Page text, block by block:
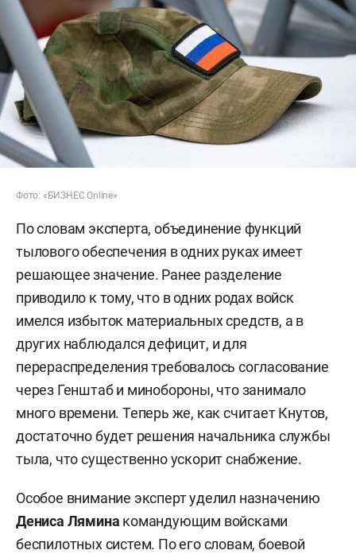
Фото: «БИЗНЕС Online»
По словам эксперта, объединение функций
тылового обеспечения в одних руках имеет
решающее значение. Ранее разделение
приводило к тому, что в одних родах войск
имелся избыток материальных средств, а в
других наблюдался дефицит, и для
перераспределения требовалось согласование
через Генштаб и минобороны, что занимало
много времени. Теперь же, как считает Кнутов,
достаточно будет решения начальника службы
тыла, что существенно ускорит снабжение.
Особое внимание эксперт уделил назначению
Дениса Лямина командующим войсками
беспилотных систем. По его словам, боевой